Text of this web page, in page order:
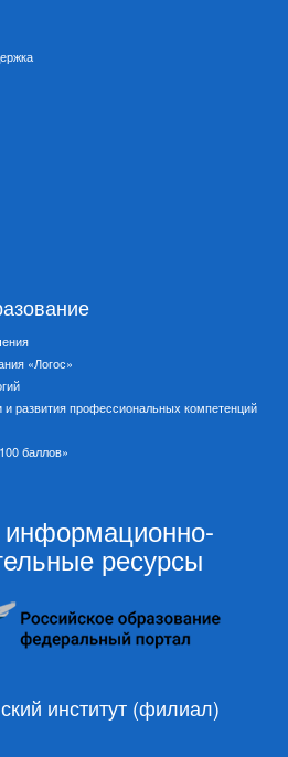
«Логос»
развития профессиональных компетенций
баллов»
ресурсы
институт (филиал)